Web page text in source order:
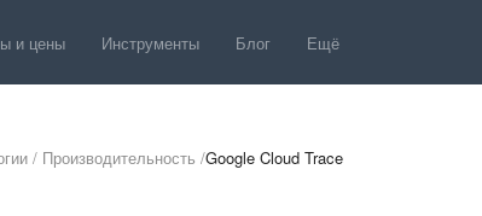
и цены Инструменты Блог Ещё
/ Производительность /Google Cloud Trace